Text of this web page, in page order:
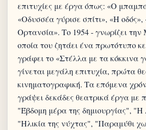
επιτυχίες με έργα όπως: «Ο
«Οδυσσέα γύρισε σπίτι», «Η οδός»,
Ορτανσία». Το 1954 - γνωρίζει
οποία του ζητάει ένα πρωτότυπο
γράφει το «Στέλλα με τα κόκκινα
γίνεται μεγάλη επιτυχία, πρώτα
κινηματογραφική. Τα επόμενα
γράψει δεκάδες θεατρικά έργα με
"Έβδομη μέρα της δημιουργίας",
"Ηλικία της νύχτας", "Παραμύθι